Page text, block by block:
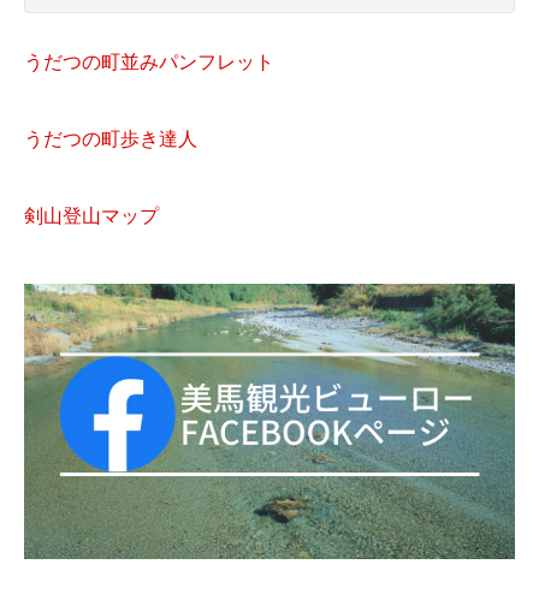
うだつの町並みパンフレット
うだつの町歩き達人
剣山登山マップ